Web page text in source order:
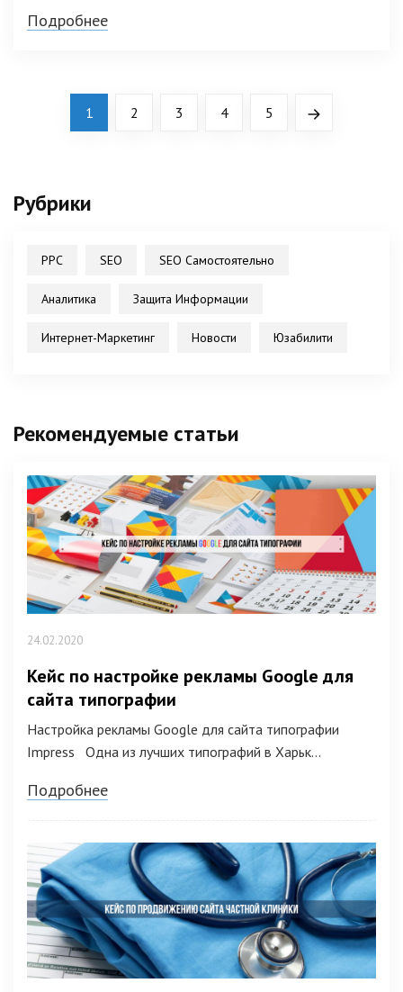
Подробнее
1 2 3 4 5
Рубрики
PPC SEO SEO Самостоятельно
Аналитика Защита Информации
Интернет-Маркетинг Новости Юзабилити
Рекомендуемые статьи
24.02.2020
Кейс по настройке рекламы Google для
сайта типографии
Настройка рекламы Google для сайта типографии
Impress Одна из лучших типографий в Харьк...
Подробнее